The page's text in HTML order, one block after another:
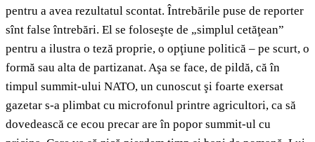
pentru a avea rezultatul scontat. Întrebările puse de reporter
sînt false întrebări. El se foloseşte de „simplul cetăţean”
pentru a ilustra o teză proprie, o opţiune politică – pe scurt, o
formă sau alta de partizanat. Aşa se face, de pildă, că în
timpul summit-ului NATO, un cunoscut şi foarte exersat
gazetar s-a plimbat cu microfonul printre agricultori, ca să
dovedească ce ecou precar are în popor summit-ul cu